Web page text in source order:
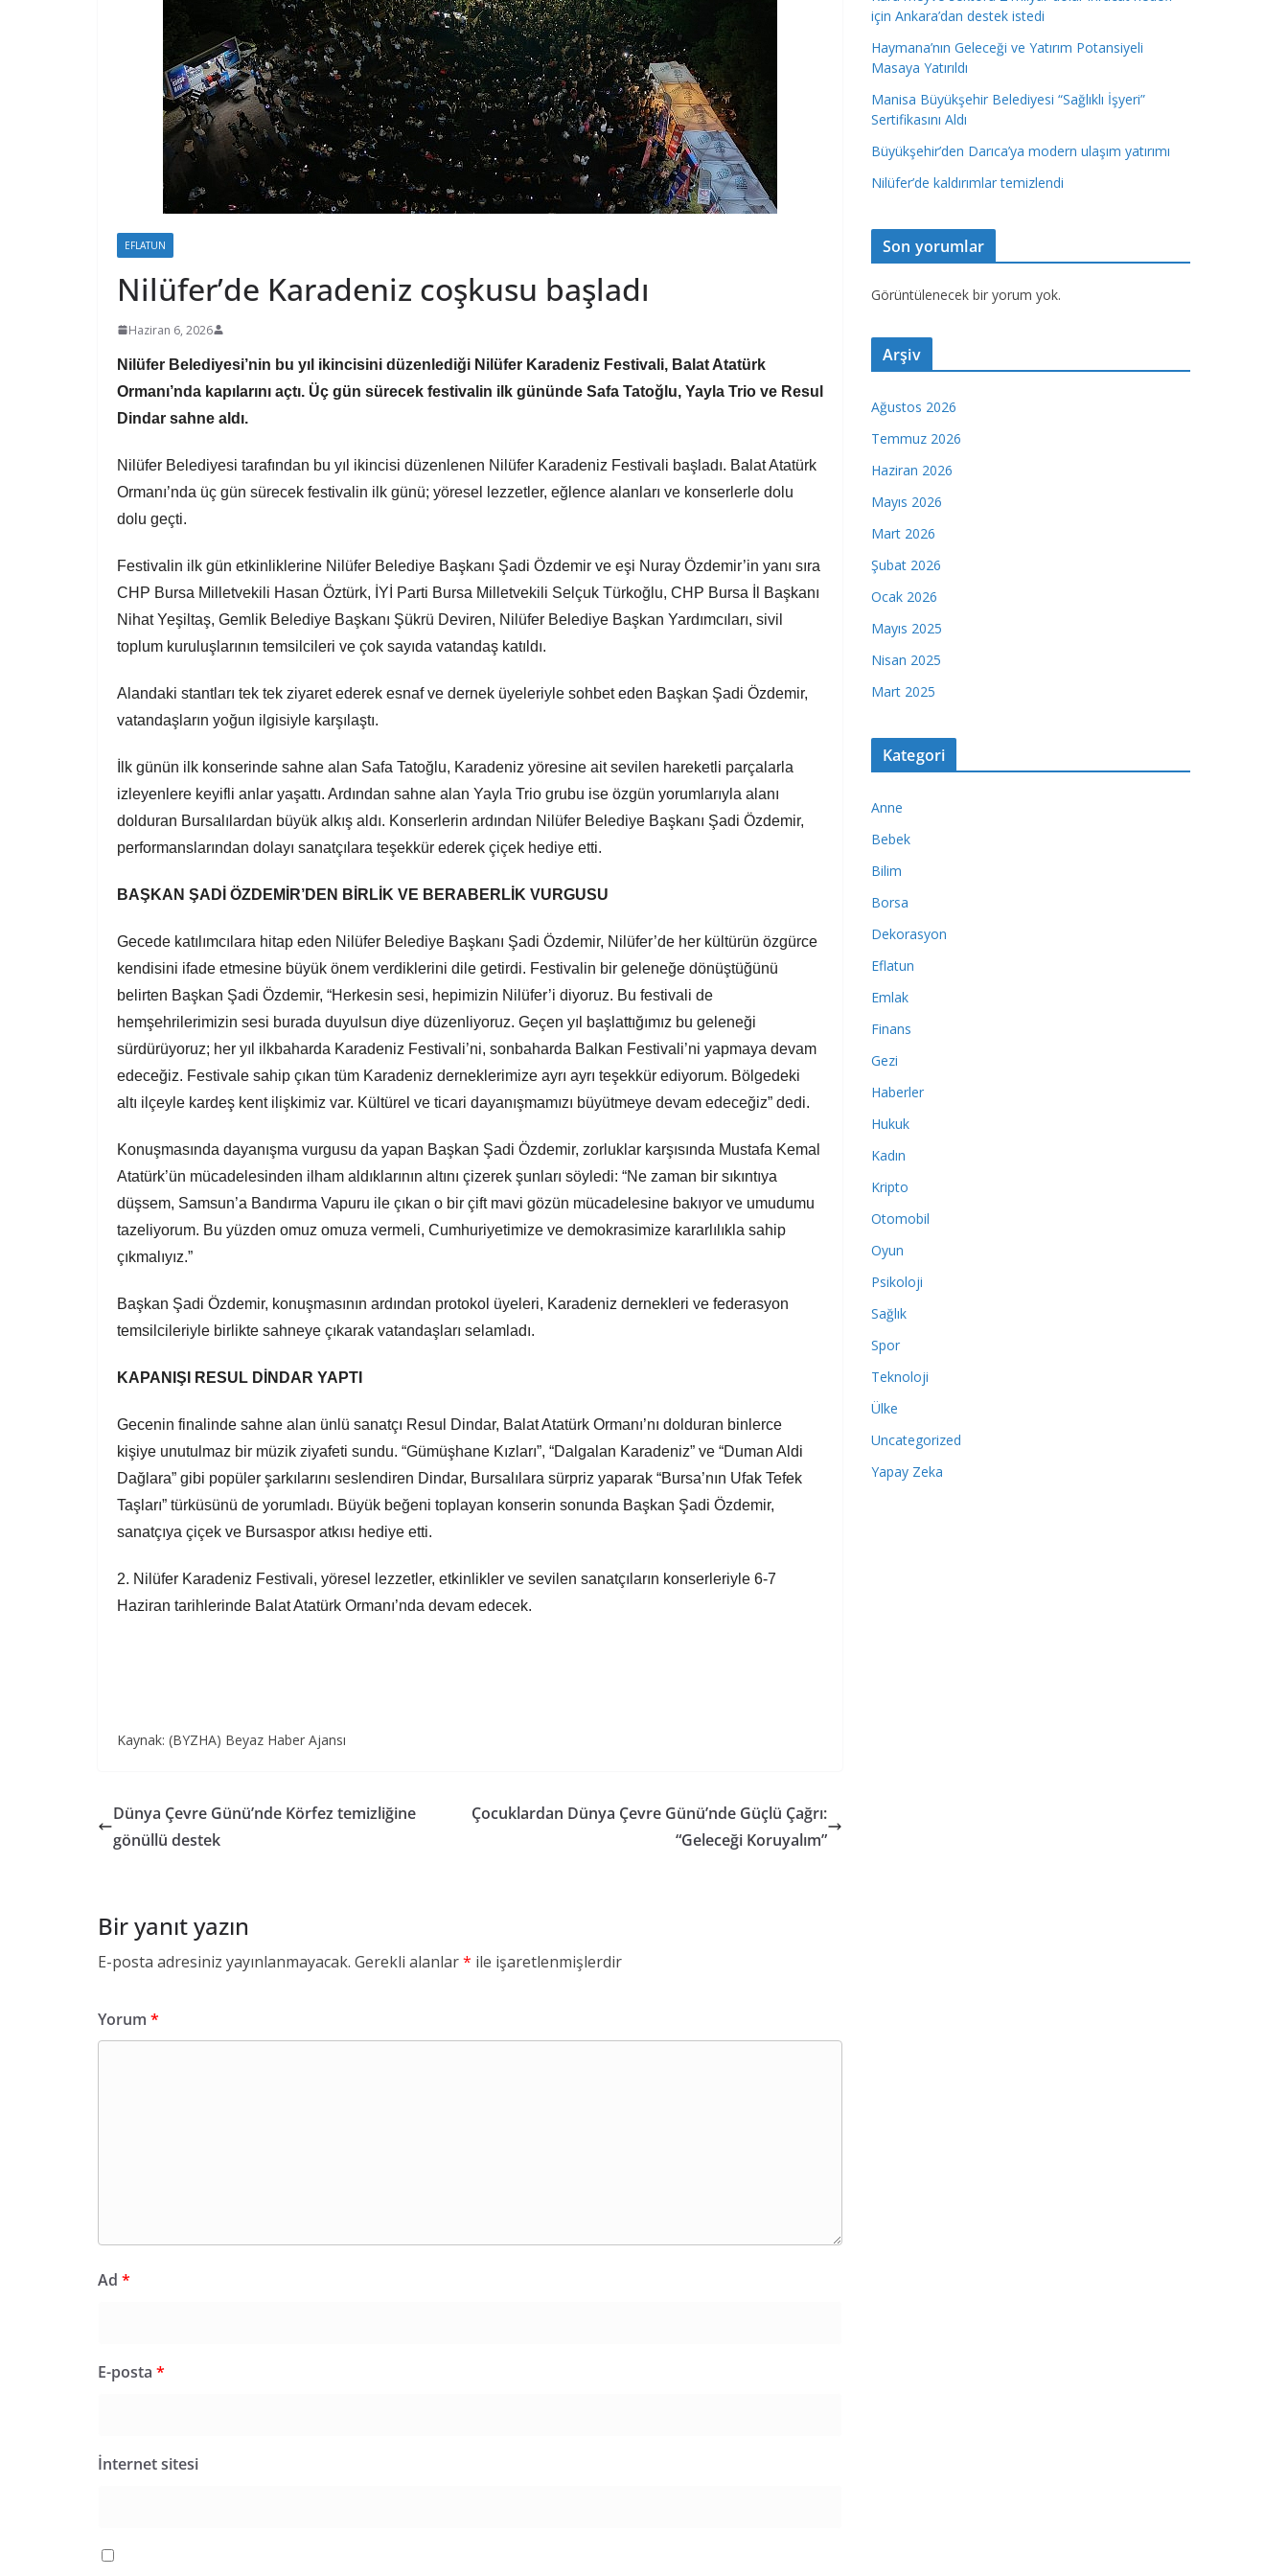
EFLATUN
Nilüfer’de Karadeniz coşkusu başladı
Haziran 6, 2026
Nilüfer Belediyesi’nin bu yıl ikincisini düzenlediği Nilüfer Karadeniz Festivali, Balat Atatürk
Ormanı’nda kapılarını açtı. Üç gün sürecek festivalin ilk gününde Safa Tatoğlu, Yayla Trio ve Resul
Dindar sahne aldı.
Nilüfer Belediyesi tarafından bu yıl ikincisi düzenlenen Nilüfer Karadeniz Festivali başladı. Balat Atatürk
Ormanı’nda üç gün sürecek festivalin ilk günü; yöresel lezzetler, eğlence alanları ve konserlerle dolu
dolu geçti.
Festivalin ilk gün etkinliklerine Nilüfer Belediye Başkanı Şadi Özdemir ve eşi Nuray Özdemir’in yanı sıra
CHP Bursa Milletvekili Hasan Öztürk, İYİ Parti Bursa Milletvekili Selçuk Türkoğlu, CHP Bursa İl Başkanı
Nihat Yeşiltaş, Gemlik Belediye Başkanı Şükrü Deviren, Nilüfer Belediye Başkan Yardımcıları, sivil
toplum kuruluşlarının temsilcileri ve çok sayıda vatandaş katıldı.
Alandaki stantları tek tek ziyaret ederek esnaf ve dernek üyeleriyle sohbet eden Başkan Şadi Özdemir,
vatandaşların yoğun ilgisiyle karşılaştı.
İlk günün ilk konserinde sahne alan Safa Tatoğlu, Karadeniz yöresine ait sevilen hareketli parçalarla
izleyenlere keyifli anlar yaşattı. Ardından sahne alan Yayla Trio grubu ise özgün yorumlarıyla alanı
dolduran Bursalılardan büyük alkış aldı. Konserlerin ardından Nilüfer Belediye Başkanı Şadi Özdemir,
performanslarından dolayı sanatçılara teşekkür ederek çiçek hediye etti.
BAŞKAN ŞADİ ÖZDEMİR’DEN BİRLİK VE BERABERLİK VURGUSU
Gecede katılımcılara hitap eden Nilüfer Belediye Başkanı Şadi Özdemir, Nilüfer’de her kültürün özgürce
kendisini ifade etmesine büyük önem verdiklerini dile getirdi. Festivalin bir geleneğe dönüştüğünü
belirten Başkan Şadi Özdemir, “Herkesin sesi, hepimizin Nilüfer’i diyoruz. Bu festivali de
hemşehrilerimizin sesi burada duyulsun diye düzenliyoruz. Geçen yıl başlattığımız bu geleneği
sürdürüyoruz; her yıl ilkbaharda Karadeniz Festivali’ni, sonbaharda Balkan Festivali’ni yapmaya devam
edeceğiz. Festivale sahip çıkan tüm Karadeniz derneklerimize ayrı ayrı teşekkür ediyorum. Bölgedeki
altı ilçeyle kardeş kent ilişkimiz var. Kültürel ve ticari dayanışmamızı büyütmeye devam edeceğiz” dedi.
Konuşmasında dayanışma vurgusu da yapan Başkan Şadi Özdemir, zorluklar karşısında Mustafa Kemal
Atatürk’ün mücadelesinden ilham aldıklarının altını çizerek şunları söyledi: “Ne zaman bir sıkıntıya
düşsem, Samsun’a Bandırma Vapuru ile çıkan o bir çift mavi gözün mücadelesine bakıyor ve umudumu
tazeliyorum. Bu yüzden omuz omuza vermeli, Cumhuriyetimize ve demokrasimize kararlılıkla sahip
çıkmalıyız.”
Başkan Şadi Özdemir, konuşmasının ardından protokol üyeleri, Karadeniz dernekleri ve federasyon
temsilcileriyle birlikte sahneye çıkarak vatandaşları selamladı.
KAPANIŞI RESUL DİNDAR YAPTI
Gecenin finalinde sahne alan ünlü sanatçı Resul Dindar, Balat Atatürk Ormanı’nı dolduran binlerce
kişiye unutulmaz bir müzik ziyafeti sundu. “Gümüşhane Kızları”, “Dalgalan Karadeniz” ve “Duman Aldi
Dağlara” gibi popüler şarkılarını seslendiren Dindar, Bursalılara sürpriz yaparak “Bursa’nın Ufak Tefek
Taşları” türküsünü de yorumladı. Büyük beğeni toplayan konserin sonunda Başkan Şadi Özdemir,
sanatçıya çiçek ve Bursaspor atkısı hediye etti.
2. Nilüfer Karadeniz Festivali, yöresel lezzetler, etkinlikler ve sevilen sanatçıların konserleriyle 6-7
Haziran tarihlerinde Balat Atatürk Ormanı’nda devam edecek.
Kaynak: (BYZHA) Beyaz Haber Ajansı
Dünya Çevre Günü’nde Körfez temizliğine
gönüllü destek
Çocuklardan Dünya Çevre Günü’nde Güçlü Çağrı:
“Geleceği Koruyalım”
Bir yanıt yazın
E-posta adresiniz yayınlanmayacak. Gerekli alanlar* ile işaretlenmişlerdir
Yorum *
Ad *
E-posta *
İnternet sitesi
için Ankara’dan destek istedi
Haymana’nın Geleceği ve Yatırım Potansiyeli
Masaya Yatırıldı
Manisa Büyükşehir Belediyesi “Sağlıklı İşyeri”
Sertifikasını Aldı
Büyükşehir’den Darıca’ya modern ulaşım yatırımı
Nilüfer’de kaldırımlar temizlendi
Son yorumlar
Görüntülenecek bir yorum yok.
Arşiv
Ağustos 2026
Temmuz 2026
Haziran 2026
Mayıs 2026
Mart 2026
Şubat 2026
Ocak 2026
Mayıs 2025
Nisan 2025
Mart 2025
Kategori
Anne
Bebek
Bilim
Borsa
Dekorasyon
Eflatun
Emlak
Finans
Gezi
Haberler
Hukuk
Kadın
Kripto
Otomobil
Oyun
Psikoloji
Sağlık
Spor
Teknoloji
Ülke
Uncategorized
Yapay Zeka